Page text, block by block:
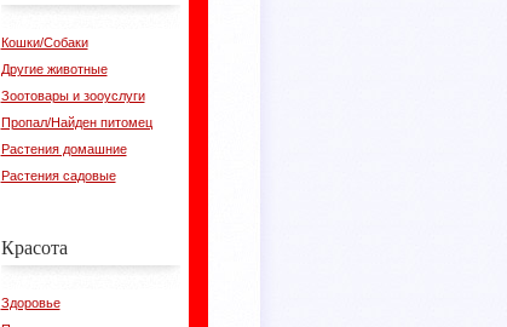
Кошки/Собаки
Другие животные
Зоотовары и зооуслуги
Пропал/Найден питомец
Растения домашние
Растения садовые
Красота
Здоровье